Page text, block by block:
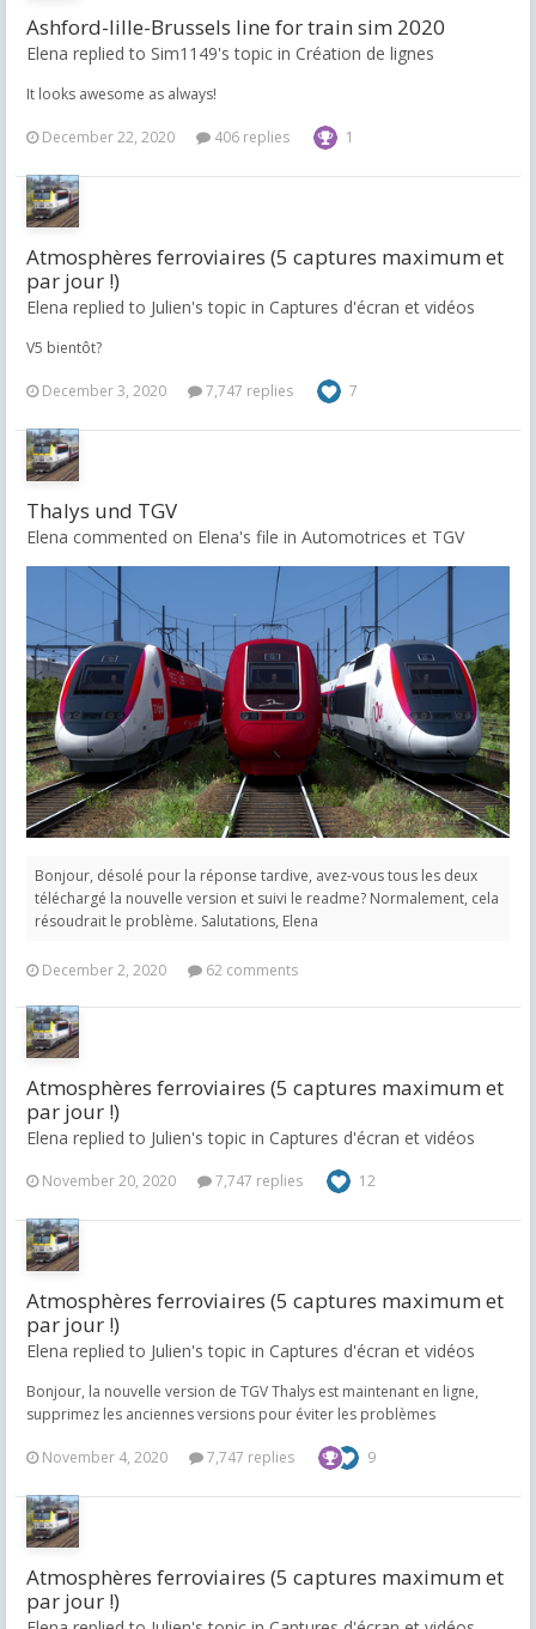
Ashford-lille-Brussels line for train sim 2020
Elena replied to Sim1149's topic in Création de lignes
It looks awesome as always!
December 22, 2020 406 replies 1
Atmosphères ferroviaires (5 captures maximum et
par jour !)
Elena replied to Julien's topic in Captures d'écran et vidéos
V5 bientôt?
December 3, 2020 7,747 replies 7
Thalys und TGV
Elena commented on Elena's file in Automotrices et TGV
Bonjour, désolé pour la réponse tardive, avez-vous tous les deux
téléchargé la nouvelle version et suivi le readme? Normalement, cela
résoudrait le problème. Salutations, Elena
December 2, 2020 62 comments
Atmosphères ferroviaires (5 captures maximum et
par jour !)
Elena replied to Julien's topic in Captures d'écran et vidéos
November 20, 2020 7,747 replies 12
Atmosphères ferroviaires (5 captures maximum et
par jour !)
Elena replied to Julien's topic in Captures d'écran et vidéos
Bonjour, la nouvelle version de TGV Thalys est maintenant en ligne,
supprimez les anciennes versions pour éviter les problèmes
November 4, 2020 7,747 replies 9
Atmosphères ferroviaires (5 captures maximum et
par jour !)